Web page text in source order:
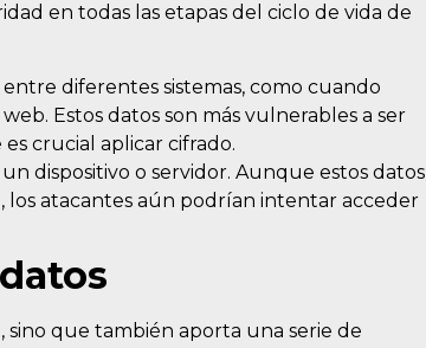
en todas las etapas del ciclo de vida de
diferentes sistemas, como cuando
Estos datos son más vulnerables a ser
crucial aplicar cifrado.
dispositivo o servidor. Aunque estos datos
los atacantes aún podrían intentar acceder
sino que también aporta una serie de